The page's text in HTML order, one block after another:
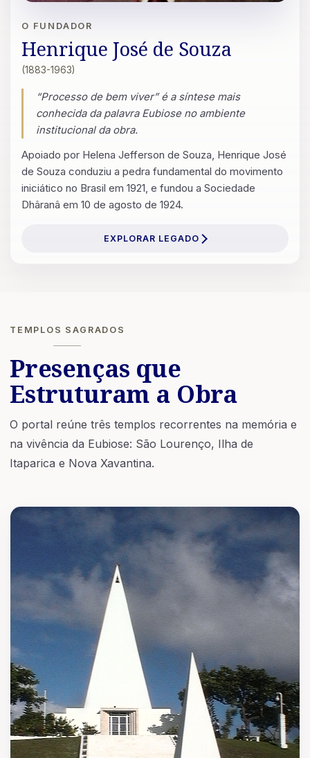
O FUNDADOR
Henrique José de Souza
(1883-1963)
“Processo de bem viver” é a síntese mais
conhecida da palavra Eubiose no ambiente
institucional da obra.
Apoiado por Helena Jefferson de Souza, Henrique José
de Souza conduziu a pedra fundamental do movimento
iniciático no Brasil em 1921, e fundou a Sociedade
Dhâranâ em 10 de agosto de 1924.
EXPLORAR LEGADO
TEMPLOS SAGRADOS
Presenças que
Estruturam a Obra
O portal reúne três templos recorrentes na memória e
na vivência da Eubiose: São Lourenço, Ilha de
Itaparica e Nova Xavantina.